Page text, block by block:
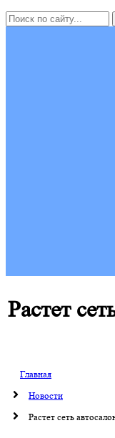
Растет
Главная
Новости
Растет сеть